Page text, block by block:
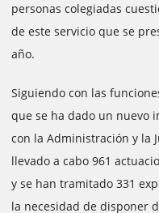
personas colegiadas
de este servicio que se
año.
Siguiendo con las
que se ha dado un nuevo
con la Administración y la
llevado a cabo 961
y se han tramitado 331
la necesidad de disponer